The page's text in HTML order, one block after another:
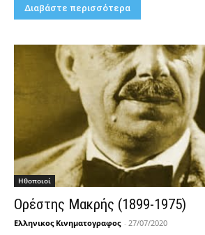
Διαβάστε περισσότερα
Hθοποιοί
Ορέστης Μακρής (1899-1975)
Ελληνικος Κινηματογραφος - 27/07/2020